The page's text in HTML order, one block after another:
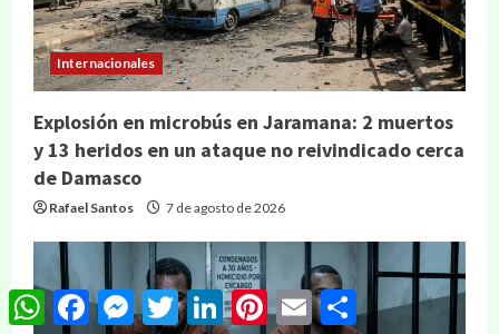
Internacionales
Explosión en microbús en Jaramana: 2 muertos
y 13 heridos en un ataque no reivindicado cerca
de Damasco
Rafael Santos 7 de agosto de 2026
WhatsAppFacebookMessenger
TwitterLinkedInPinterest
Email Compartir